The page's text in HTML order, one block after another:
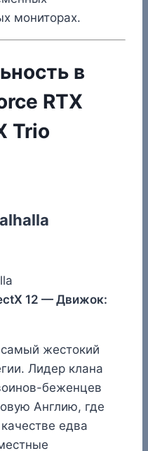
мониторах.
в
RTX
Trio
12 — Движок:
жестокий
Лидер клана
беженцев
Англию, где
едва